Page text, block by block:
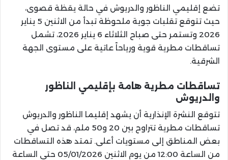
تضع إقليمي الناظور والدريوش في حالة يقظة قصوى،
حيث تتوقع تقلبات جوية ملحوظة تبدأ من الاثنين 5 يناير
2026 وتستمر حتى صباح الثلاثاء 6 يناير 2026، تشمل
تساقطات مطرية قوية ورياحاً عاتية على مستوى الجهة
الشرقية.
تساقطات مطرية هامة بإقليمي الناظور
والدريوش
تتوقع النشرة الإنذارية أن يشهد إقليما الناظور والدريوش
تساقطات مطرية تتراوح بين 20 و50 ملم، قد تصل في
بعض المناطق إلى مستويات أعلى. تمتد هذه التساقطات
من الساعة 12:00 من يوم الاثنين 05/01/2026 حتى الساعة